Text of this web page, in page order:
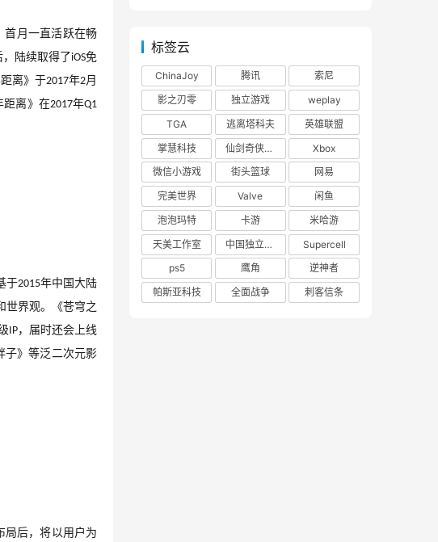
首月一直活跃在畅
陆续取得了iOS免
离》于2017年2月
距离》在2017年Q1
于2015年中国大陆
世界观。《苍穹之
IP，届时还会上线
子》等泛二次元影
局后，将以用户为
标签云
ChinaJoy 腾讯
索尼
影之刃零
独立游戏
weplay
TGA
逃离塔科夫
英雄联盟
掌慧科技
仙剑奇侠传四
Xbox
微信小游戏
街头篮球
网易
完美世界
Valve
闲鱼
泡泡玛特
卡游
米哈游
天美工作室
中国独立游戏联盟
Supercell
ps5
鹰角
逆神者
帕斯亚科技
全面战争 刺客信条